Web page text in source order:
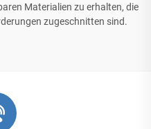
Materialien zu erhalten, die
zugeschnitten sind.